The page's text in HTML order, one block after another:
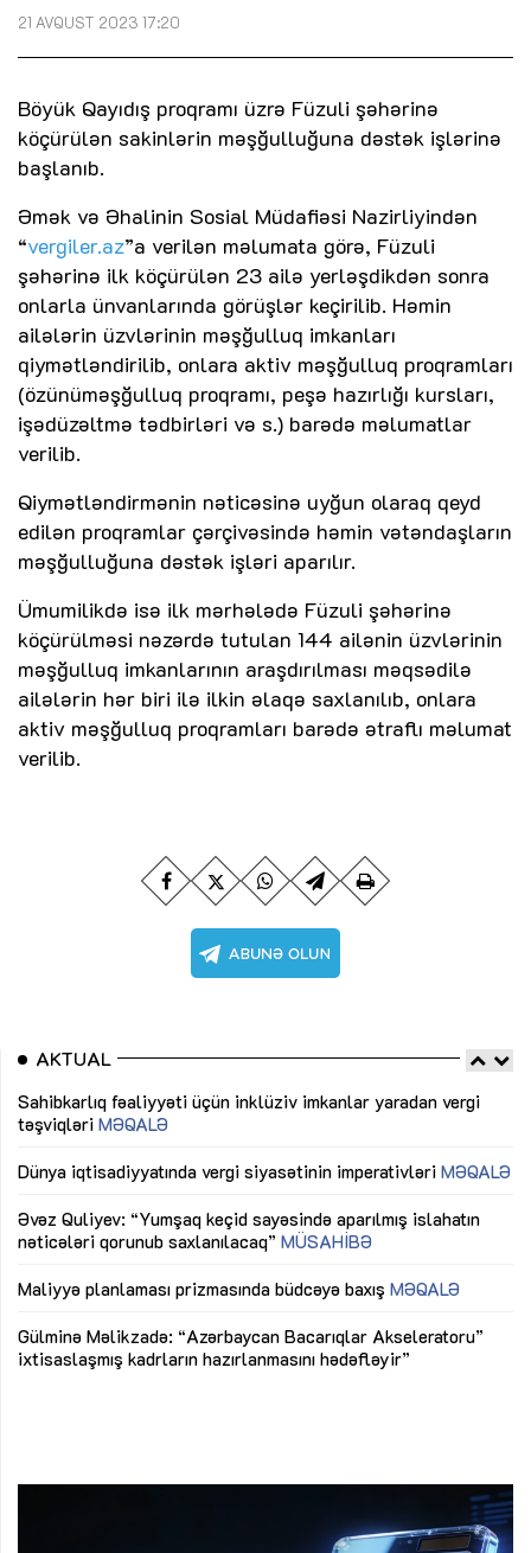
21 AVQUST 2023 17:20
Böyük Qayıdış proqramı üzrə Füzuli şəhərinə
köçürülən sakinlərin məşğulluğuna dəstək işlərinə
başlanıb.
Əmək və Əhalinin Sosial Müdafiəsi Nazirliyindən
“vergiler.az”a verilən məlumata görə, Füzuli
şəhərinə ilk köçürülən 23 ailə yerləşdikdən sonra
onlarla ünvanlarında görüşlər keçirilib. Həmin
ailələrin üzvlərinin məşğulluq imkanları
qiymətləndirilib, onlara aktiv məşğulluq proqramları
(özünüməşğulluq proqramı, peşə hazırlığı kursları,
işədüzəltmə tədbirləri və s.) barədə məlumatlar
verilib.
Qiymətləndirmənin nəticəsinə uyğun olaraq qeyd
edilən proqramlar çərçivəsində həmin vətəndaşların
məşğulluğuna dəstək işləri aparılır.
Ümumilikdə isə ilk mərhələdə Füzuli şəhərinə
köçürülməsi nəzərdə tutulan 144 ailənin üzvlərinin
məşğulluq imkanlarının araşdırılması məqsədilə
ailələrin hər biri ilə ilkin əlaqə saxlanılıb, onlara
aktiv məşğulluq proqramları barədə ətraflı məlumat
verilib.
AKTUAL
Sahibkarlıq fəaliyyəti üçün inklüziv imkanlar yaradan vergi
təşviqləri MƏQALƏ
Dünya iqtisadiyyatında vergi siyasətinin imperativləri MƏQALƏ
Əvəz Quliyev: “Yumşaq keçid sayəsində aparılmış islahatın
nəticələri qorunub saxlanılacaq” MÜSAHİBƏ
Maliyyə planlaması prizmasında büdcəyə baxış MƏQALƏ
Gülminə Məlikzadə: “Azərbaycan Bacarıqlar Akseleratoru”
ixtisaslaşmış kadrların hazırlanmasını hədəfləyir”